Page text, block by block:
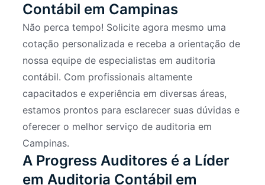
Contábil em Campinas
Não perca tempo! Solicite agora mesmo uma
cotação personalizada e receba a orientação de
nossa equipe de especialistas em auditoria
contábil. Com profissionais altamente
capacitados e experiência em diversas áreas,
estamos prontos para esclarecer suas dúvidas e
oferecer o melhor serviço de auditoria em
Campinas.
A Progress Auditores é a Líder
em Auditoria Contábil em